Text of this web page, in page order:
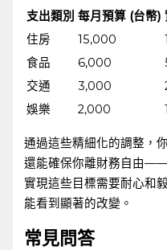
支出類別 每月預算 (台幣)
住房
15,000
食品
6,000
交通
3,000
娛樂
2,000
通過這些精細化的調整，
還能確保你離財務自由
實現這些目標需要耐心和
能看到顯著的改變。
常見問答